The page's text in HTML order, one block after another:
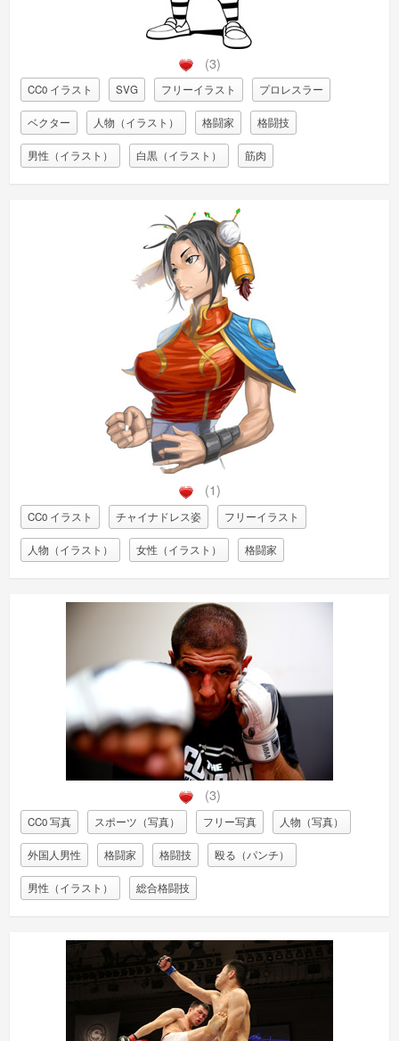
(3)
CC0 イラスト SVG フリーイラスト プロレスラー
ベクター 人物（イラスト） 格闘家 格闘技
男性（イラスト） 白黒（イラスト） 筋肉
(1)
CC0 イラスト チャイナドレス姿 フリーイラスト
人物（イラスト） 女性（イラスト） 格闘家
(3)
CC0 写真 スポーツ（写真） フリー写真 人物（写真）
外国人男性 格闘家 格闘技 殴る（パンチ）
男性（イラスト） 総合格闘技